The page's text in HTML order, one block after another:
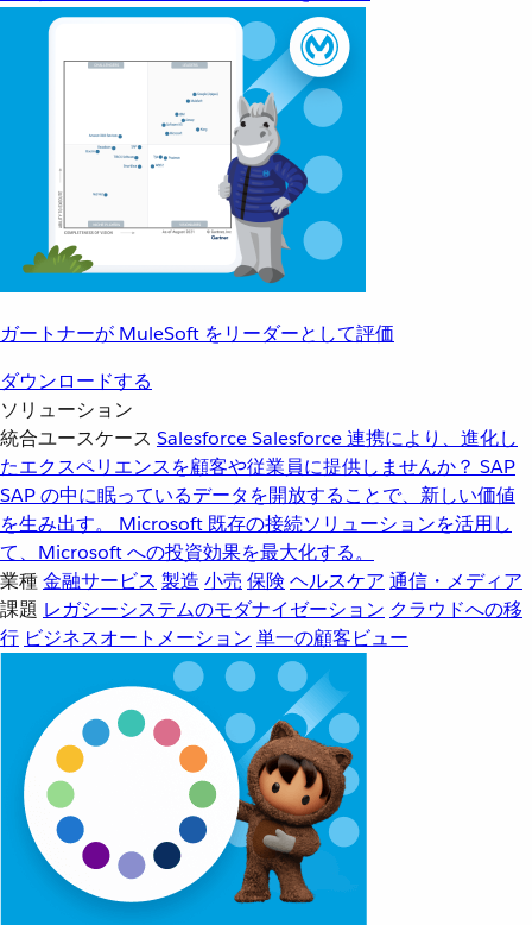
ガートナーが MuleSoft をリーダーとして評価
ダウンロードする
ソリューション
統合ユースケース SalesforceSalesforce 連携により、進化し
たエクスペリエンスを顧客や従業員に提供しませんか？ SAP
SAP の中に眠っているデータを開放することで、新しい価値
を生み出す。
Microsoft 既存の接続ソリューションを活用し
て、Microsoft への投資効果を最大化する。
業種金融サービス 製造 小売 保険 ヘルスケア 通信・メディア
課題 レガシーシステムのモダナイゼーション クラウドへの移
行 ビジネスオートメーション 単一の顧客ビュー